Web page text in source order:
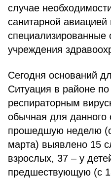
случае
санитарной авиацией
специализированные
учреждения
Сегодня оснований
Ситуация в районе
респираторным
обычная для данного
прошедшую неделю
марта) выявлено 15
взрослых, 37 – у
предшествующую (с